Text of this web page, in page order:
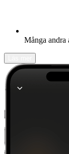
Många andra